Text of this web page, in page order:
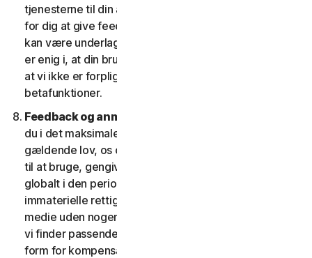
tjenesterne til din anvendelse, hvilket gør det muligt
for dig at give feedback. Din brug af betafunktioner
kan være underlagt betaling af gebyrer. Du forstår og
er enig i, at din brug af betafunktionerne er frivillig, og
at vi ikke er forpligtet til at give dig nogen
betafunktioner.
Feedback og anmeldelser.
du i det maksimale omfang, der er tilladt i henhold til
gældende lov, os og vores datterselskaber tilladelse
til at bruge, gengive, kopiere og oversætte dit indlæg
globalt i den periode, indlæggene er beskyttet af
immaterielle rettigheder, i enhver form og på ethvert
medie uden nogen begrænsning på nogen måde, som
vi finder passende. Der vil ikke blive udbetalt nogen
form for kompensation i forbindelse med brug af din